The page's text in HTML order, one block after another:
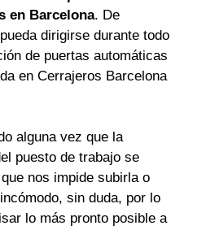
en Barcelona. De
dirigirse durante todo
de puertas automáticas
en Cerrajeros Barcelona
alguna vez que la
puesto de trabajo se
nos impide subirla o
sin duda, por lo
lo más pronto posible a